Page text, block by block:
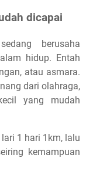
dicapai
berusaha
hidup. Entah
atau asmara.
dari olahraga,
yang mudah
1 hari 1km, lalu
kemampuan